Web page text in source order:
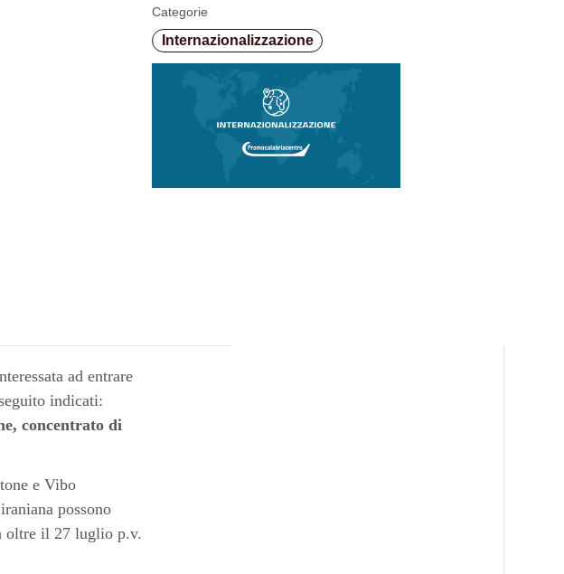
Categorie
Internazionalizzazione
ad entrare
indicati:
concentrato di
e Vibo
possono
oltre il 27 luglio p.v.